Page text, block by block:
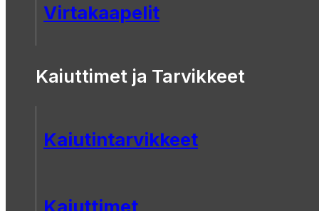
Virtakaapelit
Kaiuttimet ja Tarvikkeet
Kaiutintarvikkeet